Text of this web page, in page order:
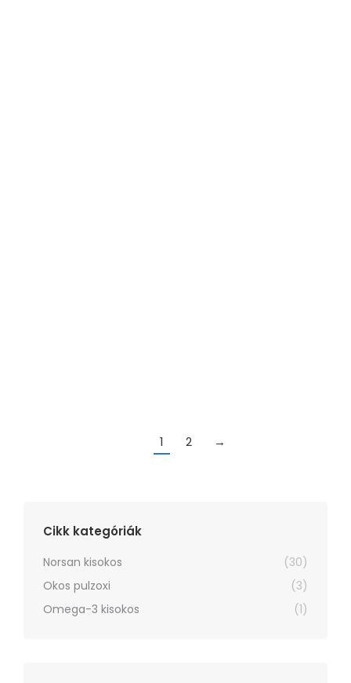
1 2 →
Cikk kategóriák
Norsan kisokos
(30)
Okos pulzoxi
(3)
Omega-3 kisokos
(1)